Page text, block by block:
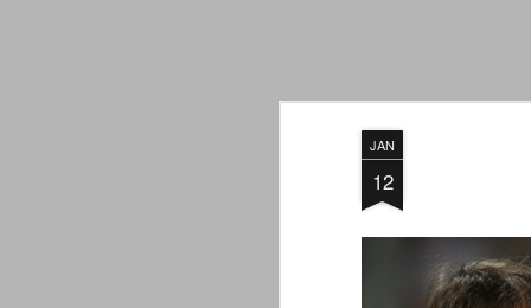
JAN
12
Ed infatti, per chi ricorda le convulse
davvero impresa impossibile quella di
erano abbattuti sulla Juventus.
PER UNA VERITÀ